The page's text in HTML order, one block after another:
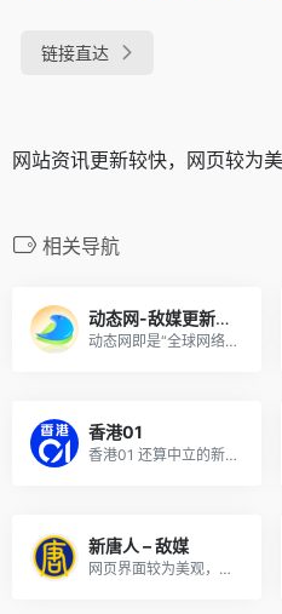
链接直达
网站资讯更新较快，网页较为
相关导航
动态网-敌媒更新较快
动态网即是“全球网络自由联盟”于2002年3月创建的，主要成员为法轮功学员，该联盟主要从事突破网络封锁软件的开发，主要软件有自由门、逍遥游、动网通等多款。
香港01
香港01 还算中立的新闻媒体
新唐人 – 敌媒
网页界面较为美观，文章更新较快。